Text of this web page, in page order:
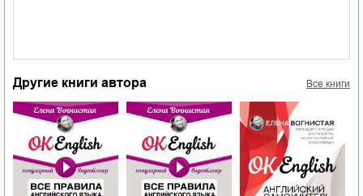
Другие книги автора Все книги